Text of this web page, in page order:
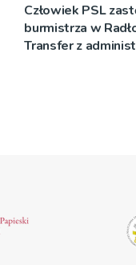
Człowiek PSL
burmistrza w
Transfer z